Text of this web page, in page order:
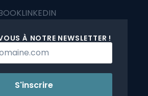
LINKEDIN
À NOTRE NEWSLETTER !
S'inscrire